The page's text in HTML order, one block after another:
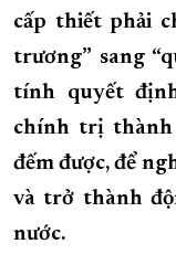
ĐẠI HỘI ĐẢNG CÁC
cấp thiết phải
trương” sang
tính quyết
chính trị thành
đếm được, để
và trở thành
nước.